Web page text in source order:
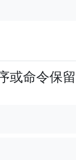
或命令保